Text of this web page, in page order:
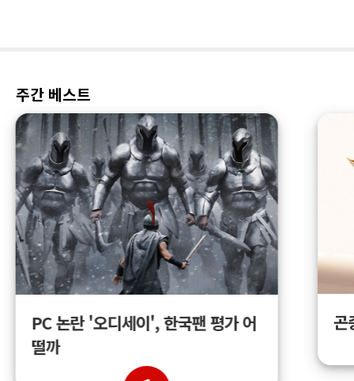
주간 베스트
PC 논란 '오디세이', 한국팬 평가 어
떨까
곤